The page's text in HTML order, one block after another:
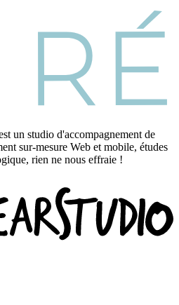
un studio d'accompagnement de
sur-mesure Web et mobile, études
rien ne nous effraie !